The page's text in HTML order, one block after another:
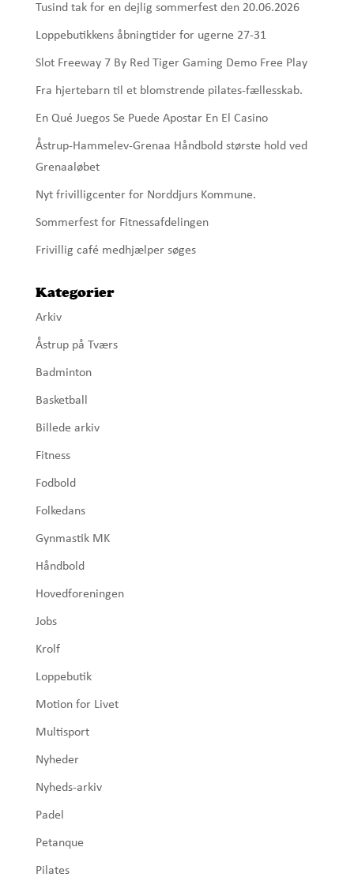
Tusind tak for en dejlig sommerfest den 20.06.2026
Loppebutikkens åbningtider for ugerne 27-31
Slot Freeway 7 By Red Tiger Gaming Demo Free Play
Fra hjertebarn til et blomstrende pilates-fællesskab.
En Qué Juegos Se Puede Apostar En El Casino
Åstrup-Hammelev-Grenaa Håndbold største hold ved
Grenaaløbet
Nyt frivilligcenter for Norddjurs Kommune.
Sommerfest for Fitnessafdelingen
Frivillig café medhjælper søges
Kategorier
Arkiv
Åstrup på Tværs
Badminton
Basketball
Billede arkiv
Fitness
Fodbold
Folkedans
Gynmastik MK
Håndbold
Hovedforeningen
Jobs
Krolf
Loppebutik
Motion for Livet
Multisport
Nyheder
Nyheds-arkiv
Padel
Petanque
Pilates